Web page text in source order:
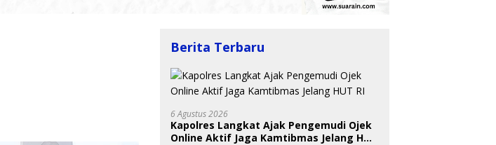
Berita Terbaru
6 Agustus 2026
Kapolres Langkat Ajak Pengemudi Ojek
Online Aktif Jaga Kamtibmas Jelang HUT